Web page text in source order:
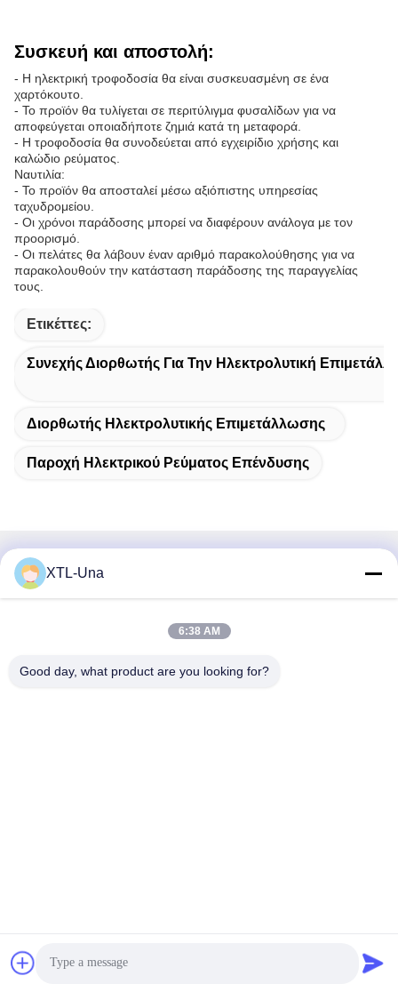
Συσκευή και αποστολή:
- Η ηλεκτρική τροφοδοσία θα είναι συσκευασμένη σε ένα
χαρτόκουτο.
- Το προϊόν θα τυλίγεται σε περιτύλιγμα φυσαλίδων για να
αποφεύγεται οποιαδήποτε ζημιά κατά τη μεταφορά.
- Η τροφοδοσία θα συνοδεύεται από εγχειρίδιο χρήσης και
καλώδιο ρεύματος.
Ναυτιλία:
- Το προϊόν θα αποσταλεί μέσω αξιόπιστης υπηρεσίας
ταχυδρομείου.
- Οι χρόνοι παράδοσης μπορεί να διαφέρουν ανάλογα με τον
προορισμό.
- Οι πελάτες θα λάβουν έναν αριθμό παρακολούθησης για να
παρακολουθούν την κατάσταση παράδοσης της παραγγελίας
τους.
Ετικέττες:
Συνεχής Διορθωτής Για Την Ηλεκτρολυτική
Διορθωτής Ηλεκτρολυτικής Επιμετάλλωσης
Παροχή Ηλεκτρικού Ρεύματος Επένδυσης
Γρήγορη επικοινωνία
Νο 327, δρόμος Xingye, ανατολική περιοχή βιομηχανίας,
Διατηρούνται όλα τα πνευματικά δικαιώματα.
XTL-Una
6:38 AM
Good day, what product are you looking for?